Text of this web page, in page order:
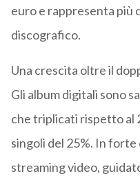
euro e rappresenta più
discografico.
Una crescita oltre il
Gli album digitali sono
che triplicati rispetto al
singoli del 25%. In
streaming video,